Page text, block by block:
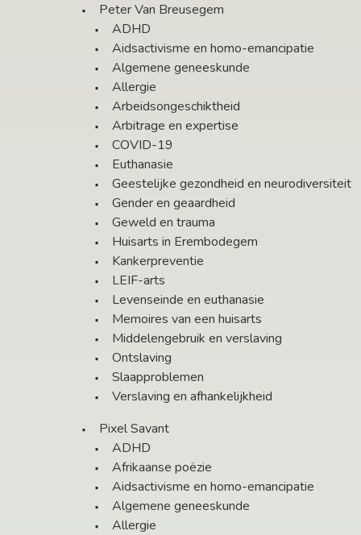
Peter Van Breusegem
ADHD
Aidsactivisme en homo-emancipatie
Algemene geneeskunde
Allergie
Arbeidsongeschiktheid
Arbitrage en expertise
COVID-19
Euthanasie
Geestelijke gezondheid en neurodiversiteit
Gender en geaardheid
Geweld en trauma
Huisarts in Erembodegem
Kankerpreventie
LEIF-arts
Levenseinde en euthanasie
Memoires van een huisarts
Middelengebruik en verslaving
Ontslaving
Slaapproblemen
Verslaving en afhankelijkheid
Pixel Savant
ADHD
Afrikaanse poëzie
Aidsactivisme en homo-emancipatie
Algemene geneeskunde
Allergie